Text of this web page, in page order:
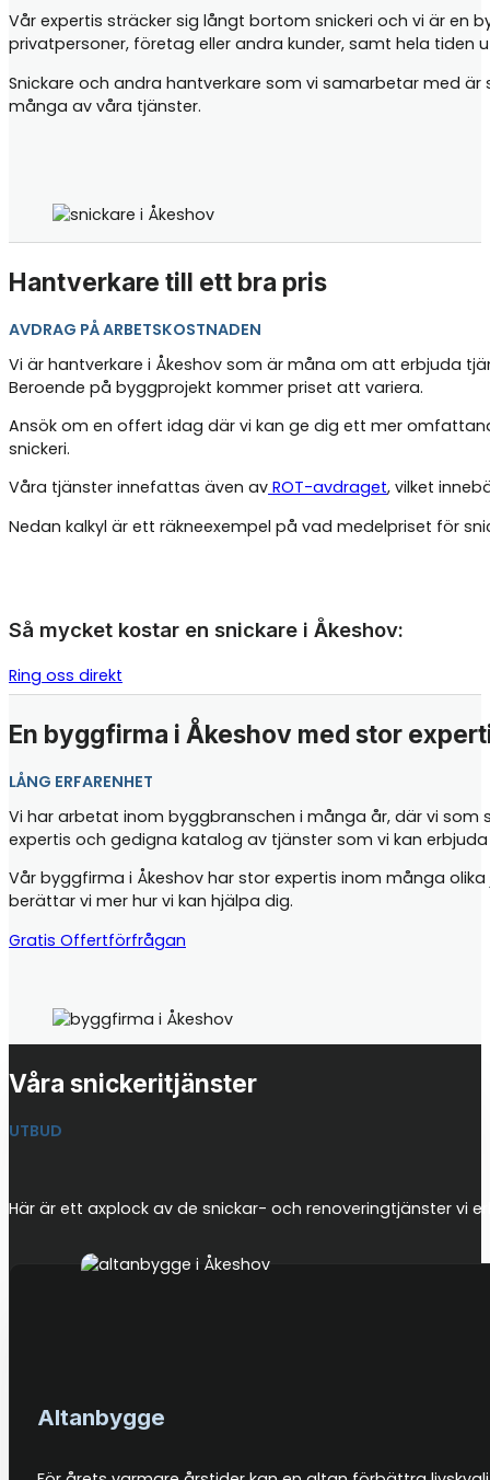
Vår expertis sträcker sig långt bortom snickeri och vi är
privatpersoner, företag eller andra kunder, samt hela tiden
Snickare och andra hantverkare som vi samarbetar med
många av våra tjänster.
Hantverkare till ett bra pris
AVDRAG PÅ ARBETSKOSTNADEN
Vi är hantverkare i Åkeshov som är måna om att erbjuda
Beroende på byggprojekt kommer priset att variera.
Ansök om en offert idag där vi kan ge dig ett mer
snickeri.
Våra tjänster innefattas även av ROT-avdraget, vilket
Nedan kalkyl är ett räkneexempel på vad medelpriset för
Så mycket kostar en snickare i Åkeshov:
Ring oss direkt
En byggfirma i Åkeshov med stor
LÅNG ERFARENHET
Vi har arbetat inom byggbranschen i många år, där vi
expertis och gedigna katalog av tjänster som vi kan
Vår byggfirma i Åkeshov har stor expertis inom många
berättar vi mer hur vi kan hjälpa dig.
Gratis Offertförfrågan
Våra snickeritjänster
UTBUD
Här är ett axplock av de snickar- och renoveringtjänster vi
Altanbygge